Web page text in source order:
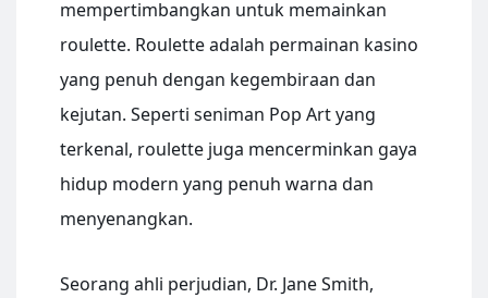
mempertimbangkan untuk memainkan
roulette. Roulette adalah permainan kasino
yang penuh dengan kegembiraan dan
kejutan. Seperti seniman Pop Art yang
terkenal, roulette juga mencerminkan gaya
hidup modern yang penuh warna dan
menyenangkan.
Seorang ahli perjudian, Dr. Jane Smith,